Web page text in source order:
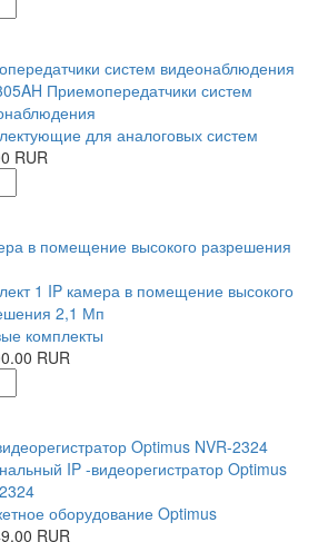
Приемопередатчики систем
для аналоговых систем
RUR
1 IP камера в помещение высокого
2,1 Мп
комплекты
RUR
IP -видеорегистратор Optimus
оборудование Optimus
RUR